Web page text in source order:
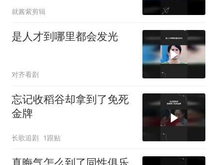
就酱紫剪辑
是人才到哪里都会发光
对齐看剧
忘记收稻谷却拿到了免死
金牌
长歌追剧 1跟贴